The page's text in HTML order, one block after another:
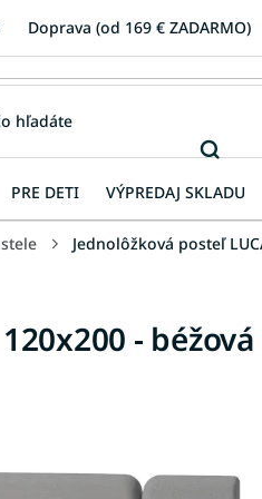
Doprava (od 169 € ZADARMO)
PRE DETI VÝPREDAJ SKLADU
Jednolôžková posteľ
- béžová